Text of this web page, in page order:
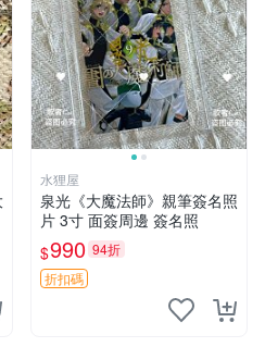
水狸屋
泉光《大魔法師》親筆簽名照
片 3寸 面簽周邊 簽名照
$990 94折
折扣碼